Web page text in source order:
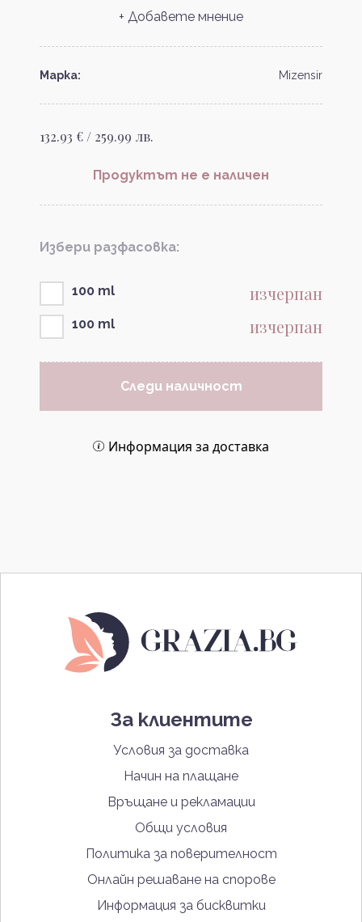
+ Добавете мнение
Марка: Mizensir
132.93 € / 259.99 лв.
Продуктът не е наличен
Избери разфасовка:
100 ml изчерпан
100 ml изчерпан
Следи наличност
Информация за доставка
За клиентите
Условия за доставка
Начин на плащане
Връщане и рекламации
Общи условия
Политика за поверителност
Онлайн решаване на спорове
Информация за бисквитки